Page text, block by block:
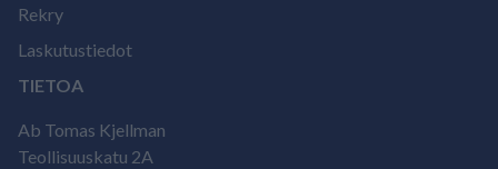
Rekry
Laskutustiedot
TIETOA
Ab Tomas Kjellman
Teollisuuskatu 2A